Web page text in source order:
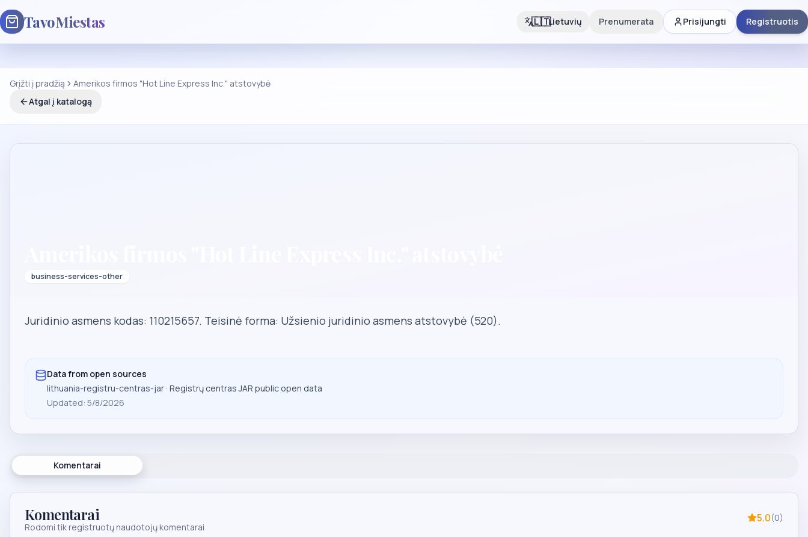
TavoMiestas 🇱🇹Lietuvių Prenumerata Prisijungti Registruotis
Grįžti į pradžią
Amerikos firmos "Hot Line Express Inc." atstovybė
Atgal į katalogą
business-services-other
Juridinio asmens kodas: 110215657. Teisinė forma: Užsienio juridinio asmens atstovybė (520).
Data from open sources
lithuania-registru-centras-jar · Registrų centras JAR public open data
Updated: 5/8/2026
Komentarai
Komentarai
Rodomi tik registruotų naudotojų komentarai
5.0(0)